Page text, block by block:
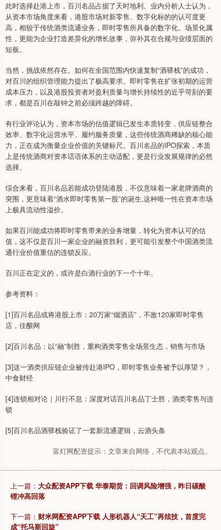
此时选择赴港上市，百川名品占据了天时地利。业内分析人士认为，
从资本市场角度来看，港股市场对新零售、数字化标的的认可度更
高，相较于传统酒类流通业务，即时零售所具备的数字化、场景化属
性，更能为企业打造差异化的增长故事，弥补其在合规与业绩层面的
短板。
当然，挑战依然存在。如何在全国范围内快速复制“酒驿栈”的成功，
对百川的组织管理能力提出了极高要求。即时零售在扩张初期的运营
成本压力，以及港股投资者对盈利质量与增长持续性的近乎苛刻的要
求，都是百川在敲钟之前必须跨越的障碍。
有行业评论认为，资本市场的估值逻辑已发生本质转变，供应链整合
效率、数字化运营水平、履约服务质量，这些传统酒商稀缺的核心能
力，正在成为衡量企业价值的关键标尺。百川名品的IPO探索，本质
上是传统酒商对资本话语体系的主动适配，更是行业发展规律的必然
选择。
综合来看，百川名品若能成功登陆港股，不仅意味着一家老牌酒商的
突围，更意味着“酒水即时零售第一股”的诞生,这种唯一性在资本市场
上极具流动性溢价。
如果百川能成功将即时零售带来的业务增量，转化为资本认可的估
值，这不仅是百川一家企业的融资胜利，更可能引发整个中国酒类流
通行业价值重估的连锁反应。
百川正在定义的，或许是白酒行业的下一个十年。
参考资料：
[1]百川名品或将港股上市：20万家“烟酒店”，不敌120家即时零售
店，佳酿网
[2]百川名品：以“融”制胜，重构酒类零售全场景生态，销售与市场
[3]这一酒类供应链企业被传赴港IPO，即时零售业务被予以厚望？，
中食财经
[4]连锁相对论｜川行不息：深度对话百川名品丁士胜，酒类零售与连
锁
[5]百川名品酒驿栈验证了一套新流通逻辑，云酒头条
富灯网配资提示：文章来自网络，不代表本站观点。
上一篇： 大众配资APP下载 华泰期货：回调风险增强，昨日碳酸
锂冲高回落
下一篇： 财米网配资APP下载 人形机器人“天工”再炫技，首度完
成“托马斯回旋”